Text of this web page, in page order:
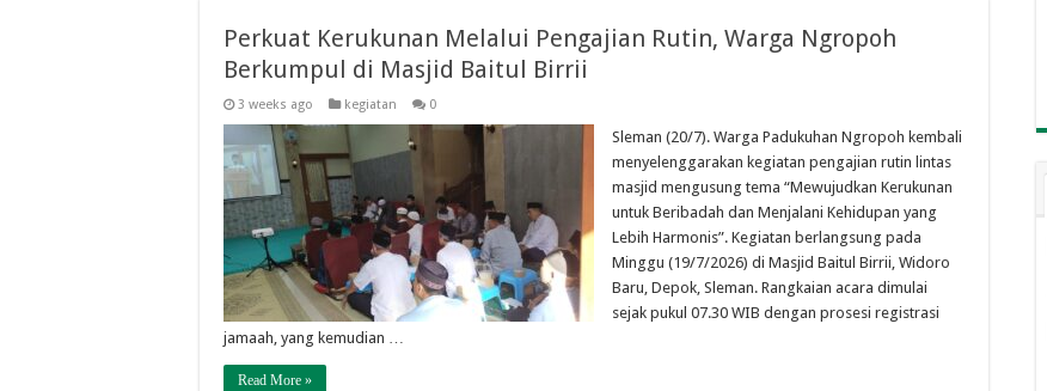
Perkuat Kerukunan Melalui Pengajian Rutin, Warga Ngropoh
Berkumpul di Masjid Baitul Birrii
3 weeks ago kegiatan 0
Sleman (20/7). Warga Padukuhan Ngropoh kembali
menyelenggarakan kegiatan pengajian rutin lintas
masjid mengusung tema “Mewujudkan Kerukunan
untuk Beribadah dan Menjalani Kehidupan yang
Lebih Harmonis”. Kegiatan berlangsung pada
Minggu (19/7/2026) di Masjid Baitul Birrii, Widoro
Baru, Depok, Sleman. Rangkaian acara dimulai
sejak pukul 07.30 WIB dengan prosesi registrasi
jamaah, yang kemudian …
Read More »